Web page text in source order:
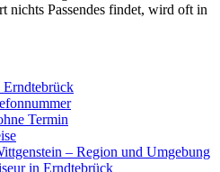
nichts Passendes findet, wird oft in
Erndtebrück
Termin
– Region und Umgebung
in Erndtebrück